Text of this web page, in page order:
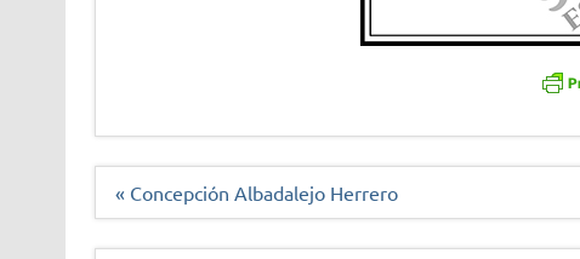
Navegación
« Concepción Albadalejo Herrero